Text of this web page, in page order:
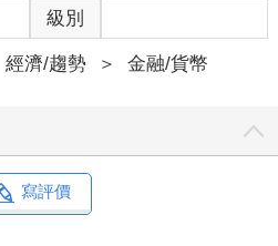
在聚光燈下閃閃發光的華麗紅禮
展現著成功與魅力。在她身後，有
頭寫著：維卡幣（OneCoin）。
，他們大多數人正是因為熟知茹雅
交給她的。牛津大學的明星學
在跨國金融上有過一段十分亮眼的
獲選保加利亞年度最佳女企業家，
級別
經濟/趨勢 ＞ 金融/貨幣
寫評價